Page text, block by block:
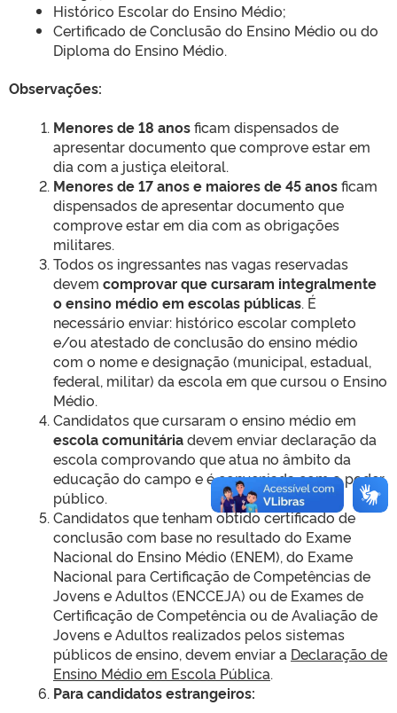
Histórico Escolar do Ensino Médio;
Certificado de Conclusão do Ensino Médio ou do
Diploma do Ensino Médio.
Observações:
Menores de 18 anosficam dispensados de
apresentar documento que comprove estar em
dia com a justiça eleitoral.
Menores de 17 anos e maiores de 45 anosficam
dispensados de apresentar documento que
comprove estar em dia com as obrigações
militares.
Todos os ingressantes nas vagas reservadas
devem comprovar que cursaram integralmente
o ensino médio em escolas públicas. É
necessário enviar: histórico escolar completo
e/ou atestado de conclusão do ensino médio
com o nome e designação (municipal, estadual,
federal, militar) da escola em que cursou o Ensino
Médio.
Candidatos que cursaram o ensino médio em
escola comunitáriadevem enviar declaração da
escola comprovando que atua no âmbito da
educação do campo e é conveniada com o poder
público.
Candidatos que tenham obtido certificado de
conclusão com base no resultado do Exame
Nacional do Ensino Médio (ENEM), do Exame
Nacional para Certificação de Competências de
Jovens e Adultos (ENCCEJA) ou de Exames de
Certificação de Competência ou de Avaliação de
Jovens e Adultos realizados pelos sistemas
públicos de ensino, devem enviar a Declaração de
Ensino Médio em Escola Pública.
Para candidatos estrangeiros: